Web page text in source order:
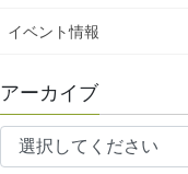
イベント情報
アーカイブ